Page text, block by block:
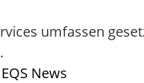
umfassen
EQS News